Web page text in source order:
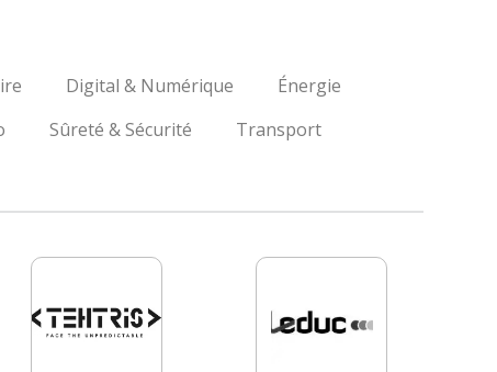
Digital & Numérique
Énergie
Sûreté & Sécurité
Transport